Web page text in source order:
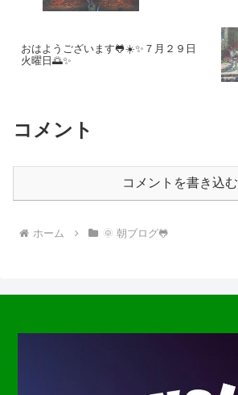
おはようございます🐸☀️✨７月２９日
火曜日🌅✨
コメント
コメントを書き込む
ホーム 🌞 朝ブログ🐸